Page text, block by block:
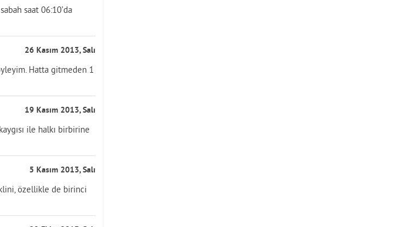
saat 06:10’da
26 Kasım 2013, Salı
Hatta gitmeden 1
19 Kasım 2013, Salı
ile halkı birbirine
5 Kasım 2013, Salı
özellikle de birinci